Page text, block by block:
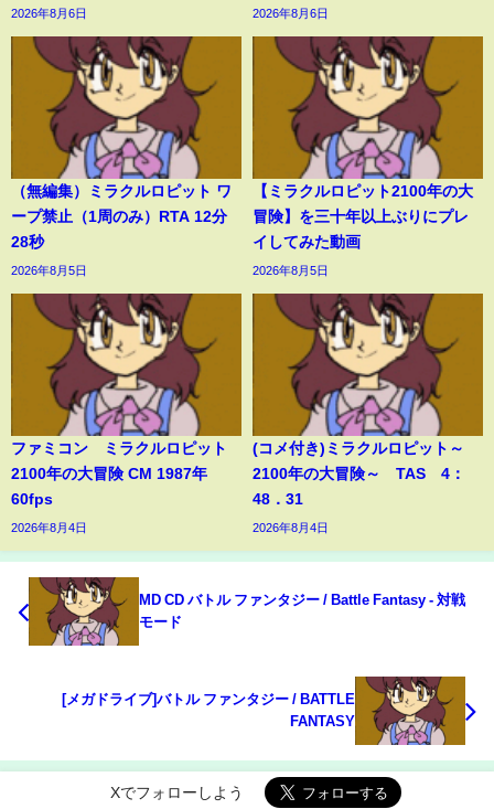
2026年8月6日 2026年8月6日
（無編集）ミラクルロピット ワ
ープ禁止（1周のみ）RTA 12分
28秒
2026年8月5日
【ミラクルロピット2100年の大
冒険】を三十年以上ぶりにプレ
イしてみた動画
2026年8月5日
ファミコン ミラクルロピット
2100年の大冒険 CM 1987年
60fps
2026年8月4日
(コメ付き)ミラクルロピット～
2100年の大冒険～ TAS 4：
48．31
2026年8月4日
MD CD バトル ファンタジー / Battle Fantasy - 対戦
モード
[メガドライブ]バトル ファンタジー / BATTLE
FANTASY
Xでフォローしよう